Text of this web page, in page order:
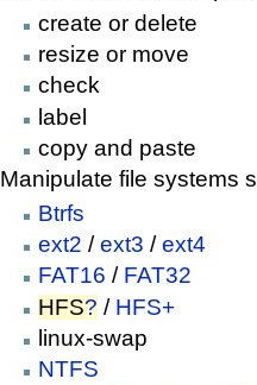
create or delete
resize or move
check
label
copy and paste
Manipulate file systems
Btrfs
ext2 /ext3 /ext4
FAT16 / FAT32
HFS? / HFS+
linux-swap
NTFS